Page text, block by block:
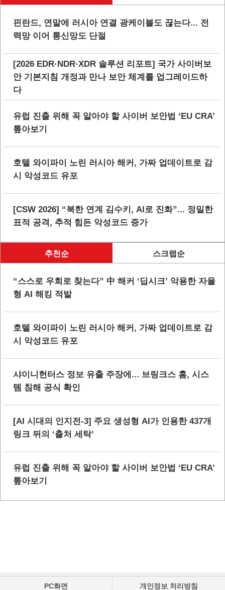
핀란드, 연말에 러시아 연결 광케이블도 끊는다... 전
력망 이어 통신망도 단절
[2026 EDR·NDR·XDR 솔루션 리포트] 국가 사이버보
안 기본지침 개정과 만나 보안 체계를 업그레이드하
다
유럽 진출 위해 꼭 알아야 할 사이버 보안법 ‘EU CRA’
톺아보기
호텔 와이파이 노린 러시아 해커, 가짜 업데이트로 감
시 악성코드 유포
[CSW 2026] “북한 연계 김수키, AI로 진화”... 정밀한
표적 공격, 추적 힘든 악성코드 증가
추천순 스크랩순
“스스로 우회로 찾는다” 中 해커 ‘딥시크’ 악용한 자율
형 AI 해킹 적발
호텔 와이파이 노린 러시아 해커, 가짜 업데이트로 감
시 악성코드 유포
샤이니헌터스 정보 유출 주장에... 브링크스 홈, 시스
템 침해 공식 확인
[AI 시대의 인지전-3] 주요 생성형 AI가 인용한 437개
링크 뒤의 ‘출처 세탁’
유럽 진출 위해 꼭 알아야 할 사이버 보안법 ‘EU CRA’
톺아보기
PC화면 개인정보 처리방침